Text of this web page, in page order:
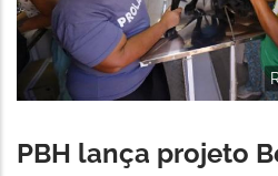
PBH lança projeto